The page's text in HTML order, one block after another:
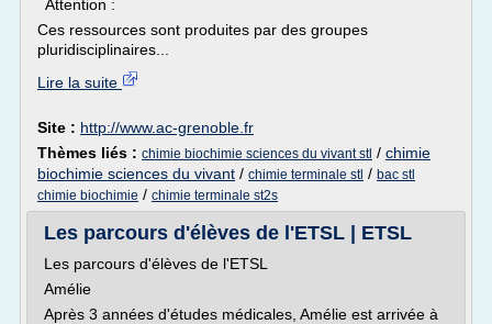
Attention :
Ces ressources sont produites par des groupes
pluridisciplinaires...
Lire la suite
Site : http://www.ac-grenoble.fr
Thèmes liés : chimie biochimie sciences du vivant stl / chimie
biochimie sciences du vivant / chimie terminale stl / bac stl
chimie biochimie / chimie terminale st2s
Les parcours d'élèves de l'ETSL | ETSL
Les parcours d'élèves de l'ETSL
Amélie
Après 3 années d'études médicales, Amélie est arrivée à